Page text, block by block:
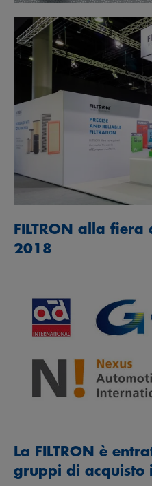
FILTRON alla
2018
La FILTRON è
gruppi di acquisto